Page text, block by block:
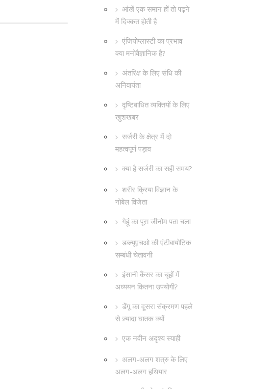
आंखें एक समान हों तो पढ़ने
में दिक्कत होती है
एंजियोप्लास्टी का प्रभाव
क्या मनोवैज्ञानिक है?
अंतरिक्ष के लिए संधि की
अनिवार्यता
दृष्टिबाधित व्यक्तियों के लिए
खुशखबर
सर्जरी के क्षेत्र में दो
महत्वपूर्ण पड़ाव
क्या है सर्जरी का सही समय?
शरीर क्रिया विज्ञान के
नोबेल विजेता
गेहूं का पूरा जीनोम पता चला
डब्ल्यूएचओ की एंटीबायोटिक
सम्बंधी चेतावनी
इंसानी कैंसर का चूहों में
अध्ययन कितना उपयोगी?
डेंगू का दूसरा संक्रमण पहले
से ज़्यादा घातक क्यों
एक नवीन अदृश्य स्याही
अलग-अलग शत्रु के लिए
अलग-अलग हथियार